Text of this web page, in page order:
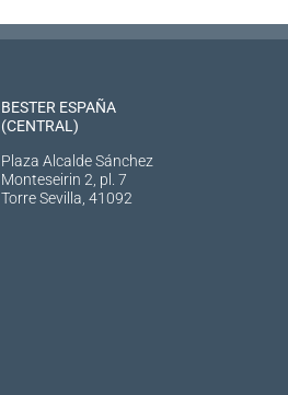
BESTER ESPAÑA
(CENTRAL)
Plaza Alcalde Sánchez
Monteseirin 2, pl. 7
Torre Sevilla, 41092